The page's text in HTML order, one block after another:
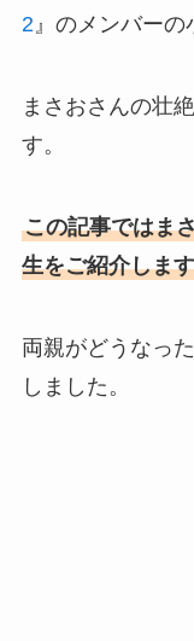
2』のメンバーの
まさおさんの壮
す。
この記事ではま
生をご紹介しま
両親がどうなっ
しました。